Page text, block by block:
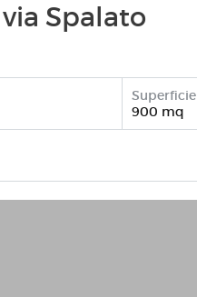
Spalato
Superficie
900 mq